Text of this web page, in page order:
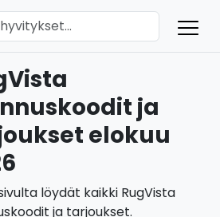
ja
elokuu
löydät kaikki RugVista
ja tarjoukset.